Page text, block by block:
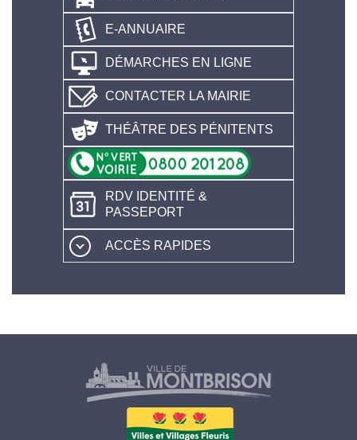
E-ANNUAIRE
DÉMARCHES EN LIGNE
CONTACTER LA MAIRIE
THÉÂTRE DES PÉNITENTS
RDV IDENTITÉ &
PASSEPORT
ACCÈS RAPIDES